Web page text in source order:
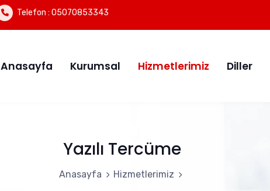
Telefon : 05070853343
Anasayfa Kurumsal Hizmetlerimiz Diller
Yazılı Tercüme
Anasayfa Hizmetlerimiz